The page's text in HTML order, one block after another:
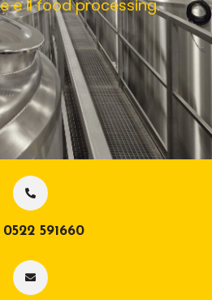
e il food processing.
0522 591660